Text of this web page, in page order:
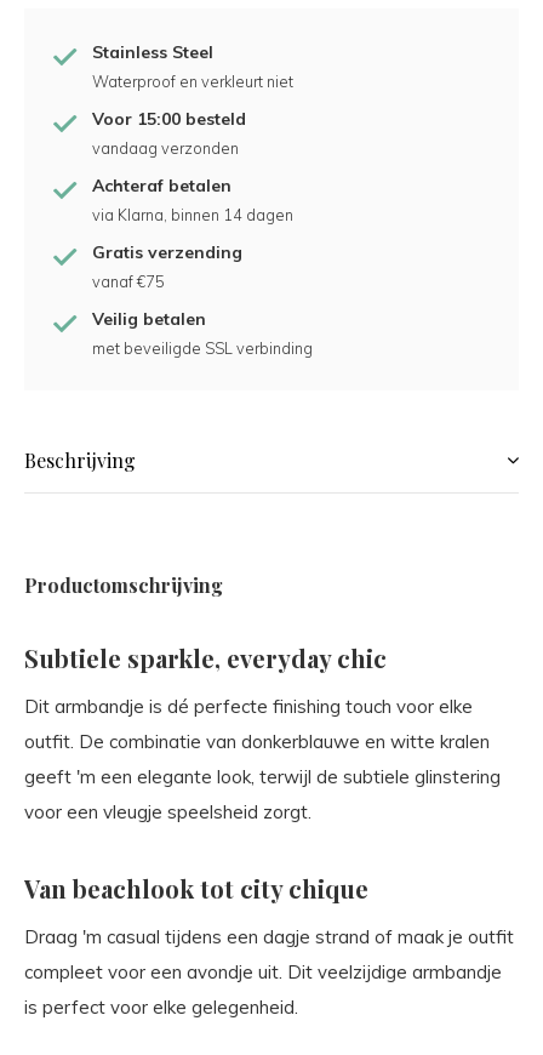
Stainless Steel
Waterproof en verkleurt niet
Voor 15:00 besteld
vandaag verzonden
Achteraf betalen
via Klarna, binnen 14 dagen
Gratis verzending
vanaf €75
Veilig betalen
met beveiligde SSL verbinding
Beschrijving
Productomschrijving
Subtiele sparkle, everyday chic
Dit armbandje is dé perfecte finishing touch voor elke
outfit. De combinatie van donkerblauwe en witte kralen
geeft 'm een elegante look, terwijl de subtiele glinstering
voor een vleugje speelsheid zorgt.
Van beachlook tot city chique
Draag 'm casual tijdens een dagje strand of maak je outfit
compleet voor een avondje uit. Dit veelzijdige armbandje
is perfect voor elke gelegenheid.